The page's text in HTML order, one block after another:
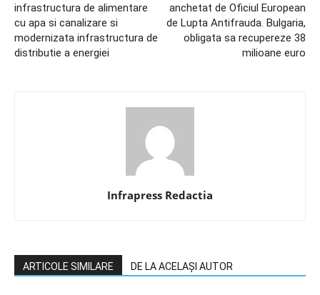
infrastructura de alimentare
cu apa si canalizare si
modernizata infrastructura de
distributie a energiei
anchetat de Oficiul European
de Lupta Antifrauda. Bulgaria,
obligata sa recupereze 38
milioane euro
Infrapress Redactia
ARTICOLE SIMILARE DE LA ACELAȘI AUTOR